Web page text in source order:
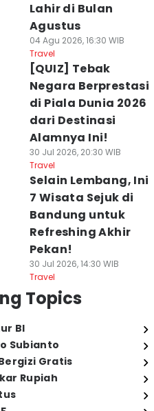
Lahir di Bulan
Agustus
04 Agu 2026, 16:30 WIB
Travel
[QUIZ] Tebak
Negara Berprestasi
di Piala Dunia 2026
dari Destinasi
Alamnya Ini!
30 Jul 2026, 20:30 WIB
Travel
Selain Lembang, Ini
7 Wisata Sejuk di
Bandung untuk
Refreshing Akhir
Pekan!
30 Jul 2026, 14:30 WIB
Travel
Topics
BI
Subianto
Gratis
Rupiah